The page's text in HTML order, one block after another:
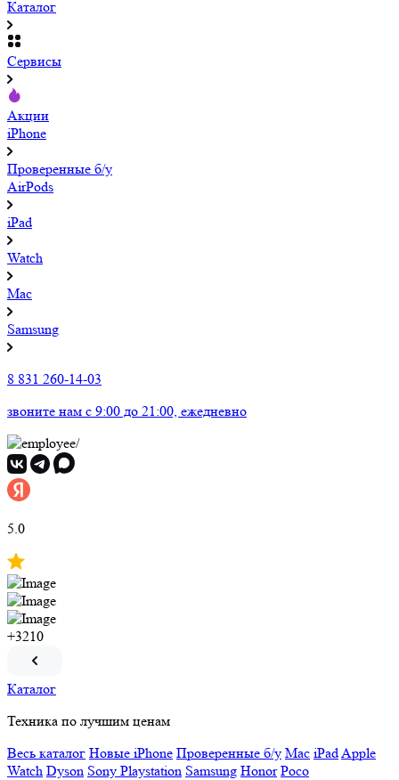
Каталог
Сервисы
Акции
iPhone
Проверенные б/у
AirPods
iPad
Watch
Mac
Samsung
8 831 260-14-03
звоните нам c 9:00 до 21:00, ежедневно
5.0
+3210
Каталог
Техника по лучшим ценам
Весь каталог Новые iPhone Проверенные б/у Mac iPadApple
Watch Dyson Sony Playstation Samsung Honor Poco